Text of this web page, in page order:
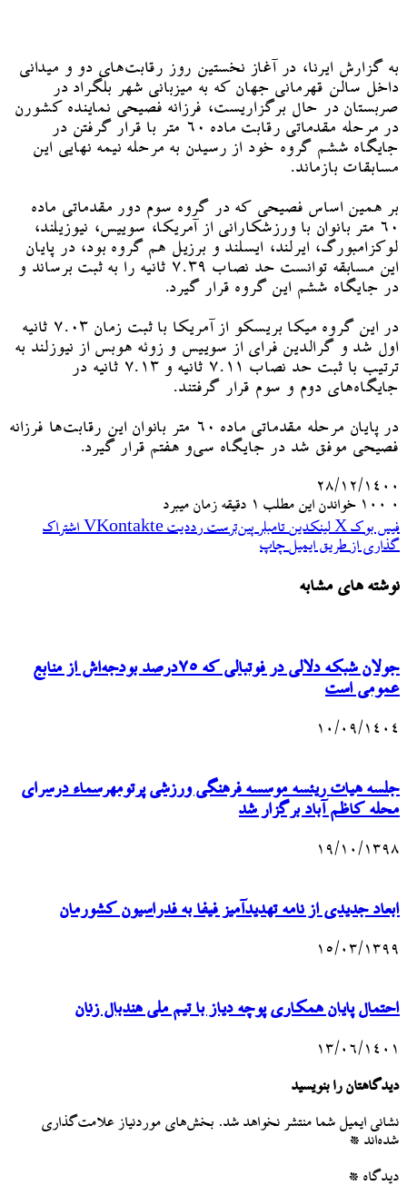
به گزارش ایرنا، در آغاز نخستین روز رقابت‌های دو و میدانی
داخل سالن قهرمانی جهان که به میزبانی شهر بلگراد در
صربستان در حال برگزاریست، فرزانه فصیحی نماینده کشورن
در مرحله مقدماتی رقابت ماده ۶۰ متر با قرار گرفتن در
جایگاه ششم گروه خود از رسیدن به مرحله نیمه نهایی این
مسابقات بازماند.
بر همین اساس فصیحی که در گروه سوم دور مقدماتی ماده
۶۰ متر بانوان با ‌ورزشکارانی از آمریکا، سوییس، نیوزیلند،
لوکزامبورگ، ایرلند، ایسلند و برزیل هم گروه بود، در پایان
این مسابقه توانست حد نصاب ۷.۳۹ ثانیه را به ثبت برساند و
در جایگاه ششم این گروه قرار گیرد.
در این گروه میکا بریسکو از آمریکا با ثبت زمان ۷.۰۳ ثانیه
اول شد و گرالدین فرای از سوییس و زوئه هوبس از نیوزلند به
ترتیب با ثبت حد نصاب ۷.۱۱ ثانیه و ۷.۱۳ ثانیه در
جایگاه‌های دوم و سوم قرار گرفتند.
در پایان مرحله مقدماتی ماده ۶۰ متر بانوان این رقابت‌ها فرزانه
فصیحی موفق شد در جایگاه سی‌و هفتم قرار گیرد.
۲۸/۱۲/۱۴۰۰
۰
خواندن این مطلب 1 دقیقه زمان میبرد
فیس بوک X لینکدین ‫تامبلر ‫پین‌ترست ‫رددیت ‫VKontakte اشتراک
گذاری از طریق ایمیل چاپ
نوشته های مشابه
جولان شبکه دلالی در فوتبالی که ۷۵درصد بودجه‌اش از منابع
عمومی است
۱۰/۰۹/۱۴۰۴
جلسه هیات ریئسه موسسه فرهنگی ورزشی پرتومهرسماء درسرای
محله کاظم آباد برگزار شد
۱۹/۱۰/۱۳۹۸
ابعاد جدیدی از نامه تهدیدآمیز فیفا به فدراسیون کشورمان
۱۵/۰۳/۱۳۹۹
احتمال پایان همکاری پوچه دیاز با تیم ملی هندبال زنان
۱۳/۰۶/۱۴۰۱
دیدگاهتان را بنویسید
نشانی ایمیل شما منتشر نخواهد شد. بخش‌های موردنیاز علامت‌گذاری
شده‌اند *
دیدگاه *